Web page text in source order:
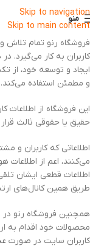
Skip to navigation
Skip to main content
منو
فروشگاه رنو تمام تلاش
کاربران به کار می‌گیرد.
ایجاد و توسعه خود، از
و مطمئن استفاده می‌کند.
این فروشگاه از اطلاعات
حقیق یا حقوقی ثالث
اطلاعاتی که کاربران و
می‌کنند، اعم از اطلاعات
اطلاعات قطعی ایشان
طریق همین کانال‌های
همچنین فروشگاه رنو در
محصولات خود اقدام به
کاربران سایت در صورت